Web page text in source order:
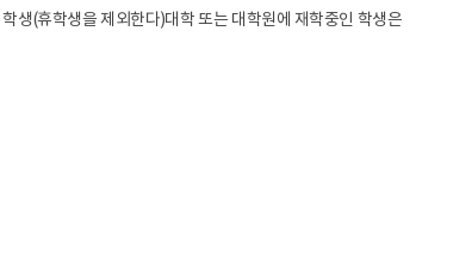
생(휴학생을 제외한다)대학 또는 대학원에 재학중인 학생은